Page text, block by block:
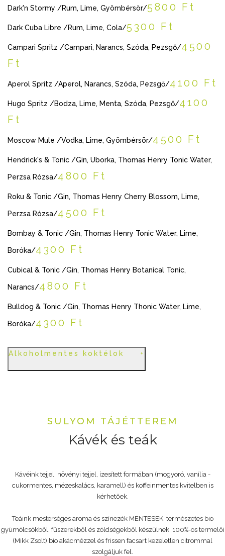
Dark'n Stormy /Rum, Lime, Gyömbérsör/5800 Ft
Dark Cuba Libre /Rum, Lime, Cola/5300 Ft
Campari Spritz /Campari, Narancs, Szóda, Pezsgő/4500
Ft
Aperol Spritz /Aperol, Narancs, Szóda, Pezsgő/4100 Ft
Hugo Spritz /Bodza, Lime, Menta, Szóda, Pezsgő/4100
Ft
Moscow Mule /Vodka, Lime, Gyömbérsör/4500 Ft
Hendrick's & Tonic /Gin, Uborka, Thomas Henry Tonic Water,
Perzsa Rózsa/4800 Ft
Roku & Tonic /Gin, Thomas Henry Cherry Blossom, Lime,
Perzsa Rózsa/4500 Ft
Bombay & Tonic /Gin, Thomas Henry Tonic Water, Lime,
Boróka/4300 Ft
Cubical & Tonic /Gin, Thomas Henry Botanical Tonic,
Narancs/4800 Ft
Bulldog & Tonic /Gin, Thomas Henry Thonic Water, Lime,
Boróka/4300 Ft
Alkoholmentes koktélok
SULYOM TÁJÉTTEREM
Kávék és teák
Kávéink tejjel, növényi tejjel, ízesített formában (mogyoró, vanília -
cukormentes, mézeskalács, karamell) és koffeinmentes kvitelben is
kérhetőek.
Teáink mesterséges aroma és színezék MENTESEK, természetes bio
gyümölcsökből, fűszerekből és zöldségekből készülnek. 100%-os termelői
(Mikk Zsolt) bio akácmézzel és frissen facsart kezeletlen citrommal
szolgáljuk fel.